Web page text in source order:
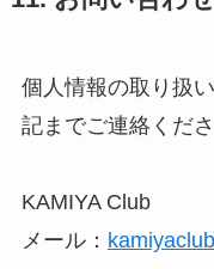
個人情報の取り扱
記までご連絡くださ
KAMIYA Club
メール：